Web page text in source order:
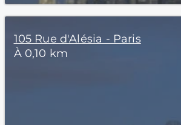
105 Rue d'Alésia - Paris
À 0,10 km